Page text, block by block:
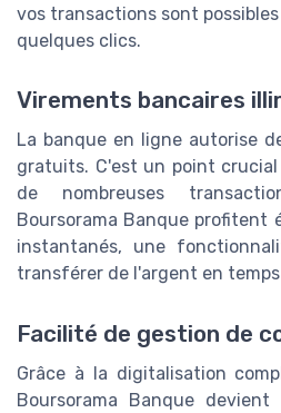
vos transactions sont
quelques clics.
Virements bancaires
La banque en ligne autorise
gratuits. C'est un point
de nombreuses
Boursorama Banque profitent
instantanés, une
transférer de l'argent en temps
Facilité de gestion de
Grâce à la digitalisation
Boursorama Banque